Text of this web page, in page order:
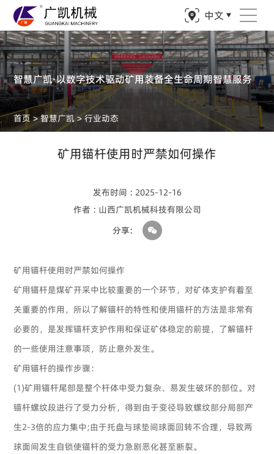
中文
智慧广凯·以数字技术驱动矿用装备全生命周期智慧服务
首页>智慧广凯>行业动态
矿用锚杆使用时严禁如何操作
发布时间 : 2025-12-16
作者 : 山西广凯机械科技有限公司
分享:
矿用锚杆使用时严禁如何操作
矿用锚杆是煤矿开采中比较重要的一个环节，对矿体支护有着至
关重要的作用，所以了解锚杆的特性和使用锚杆的方法是非常有
必要的，是发挥锚杆支护作用和保证矿体稳定的前提，了解锚杆
的一些使用注意事项，防止意外发生。
矿用锚杆的操作步骤：
(1)矿用锚杆尾部是整个杆体中受力复杂、易发生破坏的部位。对
锚杆螺纹段进行了受力分析，得到由于变径导致螺纹部分局部产
生2-3倍的应力集中;由于托盘与球垫间球面回转不合理，导致两
球面间发生自锁使锚杆的受力急剧恶化甚至断裂。